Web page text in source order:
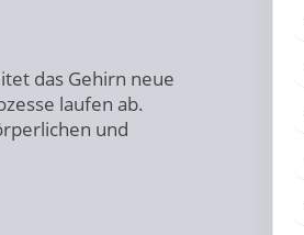
das Gehirn neue
laufen ab.
und